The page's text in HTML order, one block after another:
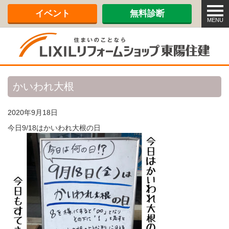
メ
ニ
ュ
MENU
イベント 無料診断
かいわれ大根
2020年9月18日
今日9/18はかいわれ大根の日